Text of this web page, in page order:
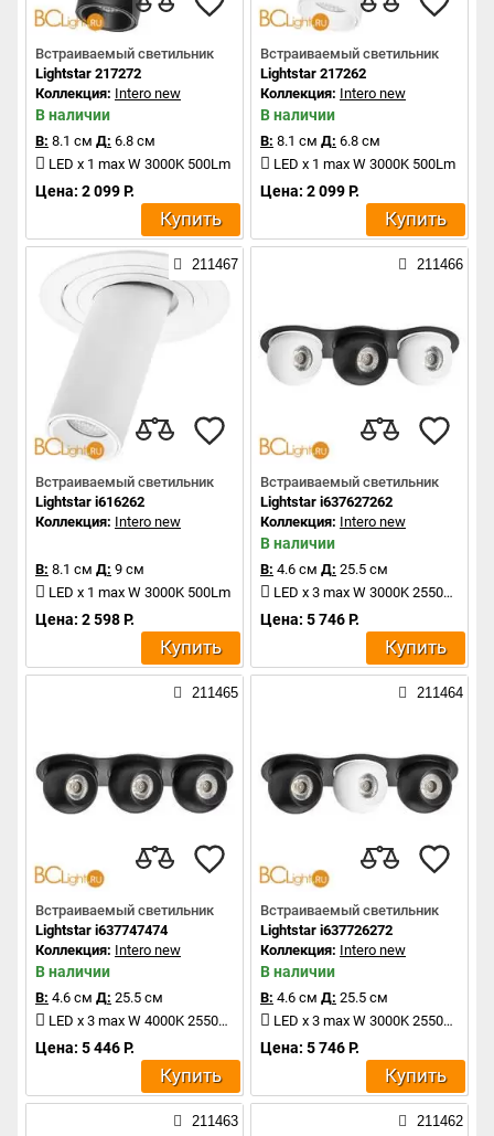
Встраиваемый светильник
Lightstar 217272
Коллекция: Intero new
В наличии
В: 8.1 см Д: 6.8 см
LED x 1 max W 3000K 500Lm
Цена: 2 099 Р.
Купить
Встраиваемый светильник
Lightstar 217262
Коллекция: Intero new
В наличии
В: 8.1 см Д: 6.8 см
LED x 1 max W 3000K 500Lm
Цена: 2 099 Р.
Купить
211467
Встраиваемый светильник
Lightstar i616262
Коллекция: Intero new
В: 8.1 см Д: 9 см
LED x 1 max W 3000K 500Lm
Цена: 2 598 Р.
Купить
211466
Встраиваемый светильник
Lightstar i637627262
Коллекция: Intero new
В наличии
В: 4.6 см Д: 25.5 см
LED x 3 max W 3000K 2550Lm
Цена: 5 746 Р.
Купить
211465
Встраиваемый светильник
Lightstar i637747474
Коллекция: Intero new
В наличии
В: 4.6 см Д: 25.5 см
LED x 3 max W 4000K 2550Lm
Цена: 5 446 Р.
Купить
211464
Встраиваемый светильник
Lightstar i637726272
Коллекция: Intero new
В наличии
В: 4.6 см Д: 25.5 см
LED x 3 max W 3000K 2550Lm
Цена: 5 746 Р.
Купить
211463 211462